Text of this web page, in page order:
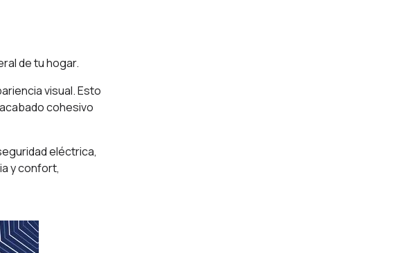
de tu hogar.
visual. Esto
cohesivo
eléctrica,
y confort,